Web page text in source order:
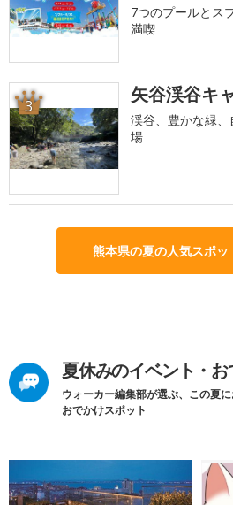
7つのプールとス
満喫
3 矢谷渓谷キ
渓谷、豊かな緑
場
熊本県の夏の人気スポッ
夏休みのイベント・
ウォーカー編集部が選ぶ、この夏
おでかけスポット